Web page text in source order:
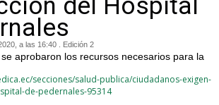
del Hospital
a las 16:40 . Edición 2
aprobaron los recursos necesarios para la
secciones/salud-publica/ciudadanos-exigen-
de-pedernales-95314